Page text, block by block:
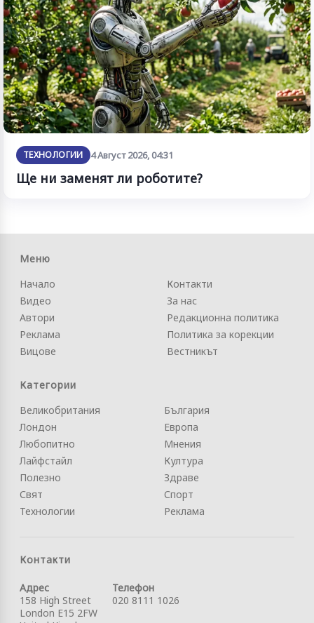
ТЕХНОЛОГИИ 4 Август 2026, 04:31
Ще ни заменят ли роботите?
Меню
Начало
Видео
Автори
Реклама
Вицове
Контакти
За нас
Редакционна политика
Политика за корекции
Вестникът
Категории
Великобритания
Лондон
Любопитно
Лайфстайл
Полезно
Свят
Технологии
България
Европа
Мнения
Култура
Здраве
Спорт
Реклама
Контакти
Адрес
158 High Street
London E15 2FW
Телефон
020 8111 1026